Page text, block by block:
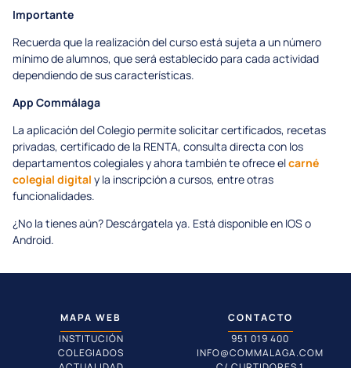
Importante
Recuerda que la realización del curso está sujeta a un número
mínimo de alumnos, que será establecido para cada actividad
dependiendo de sus características.
App Commálaga
La aplicación del Colegio permite solicitar certificados, recetas
privadas, certificado de la RENTA, consulta directa con los
departamentos colegiales y ahora también te ofrece elcarné
colegial digital y la inscripción a cursos, entre otras
funcionalidades.
¿No la tienes aún? Descárgatela ya. Está disponible en IOS o
Android.
MAPA WEB
INSTITUCIÓN
COLEGIADOS
CONTACTO
951 019 400
INFO@COMMALAGA.COM